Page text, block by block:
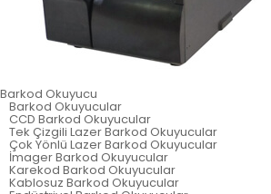
Barkod Okuyucu
Barkod Okuyucular
CCD Barkod Okuyucular
Tek Çizgili Lazer Barkod Okuyucular
Çok Yönlü Lazer Barkod Okuyucular
İmager Barkod Okuyucular
Karekod Barkod Okuyucular
Kablosuz Barkod Okuyucular